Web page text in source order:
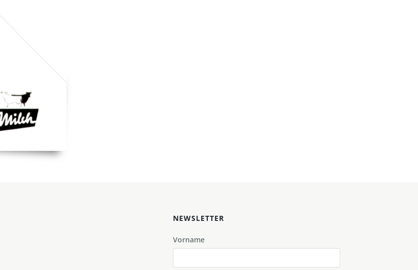
NEWSLETTER
Vorname